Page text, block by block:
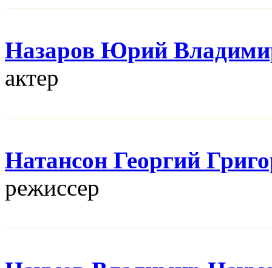
Назаров Юрий
актер
Натансон Георгий
режисcер